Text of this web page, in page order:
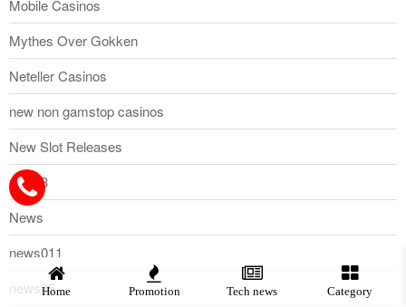
Mobile Casinos
Mythes Over Gokken
Neteller Casinos
new non gamstop casinos
New Slot Releases
new13
News
news011
news06Home Promotion Tech news Category